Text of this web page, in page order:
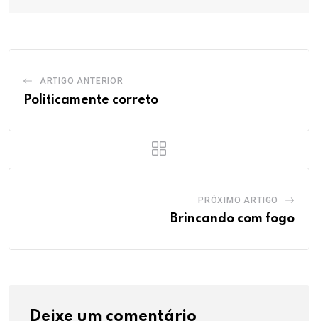
ARTIGO ANTERIOR
Politicamente correto
PRÓXIMO ARTIGO
Brincando com fogo
Deixe um comentário